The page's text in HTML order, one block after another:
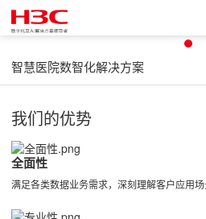
面向智慧医院提供统一开放数智底
化数据应用的一体化解决方案，支
加速与 AI 智能体创新，助力实现
智慧医院数智化解决方案
我们的优势
全面性
满足各类数据业务需求，深刻理解客户应用场